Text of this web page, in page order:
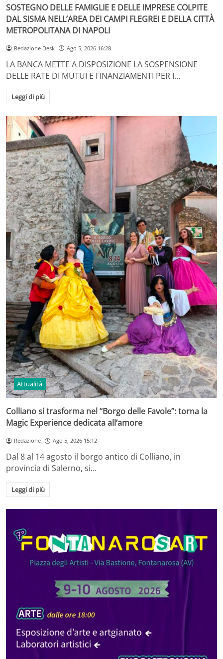
SOSTEGNO DELLE FAMIGLIE E DELLE IMPRESE COLPITE
DAL SISMA NELL’AREA DEI CAMPI FLEGREI E DELLA CITTÀ
METROPOLITANA DI NAPOLI
Redazione Desk Ago 5, 2026 16:28
LA BANCA METTE A DISPOSIZIONE LA SOSPENSIONE
DELLE RATE DI MUTUI E FINANZIAMENTI PER I…
Leggi di più
Attualità
Colliano si trasforma nel “Borgo delle Favole”: torna la
Magic Experience dedicata all’amore
Redazione Ago 5, 2026 15:12
Dal 8 al 14 agosto il borgo antico di Colliano, in
provincia di Salerno, si…
Leggi di più